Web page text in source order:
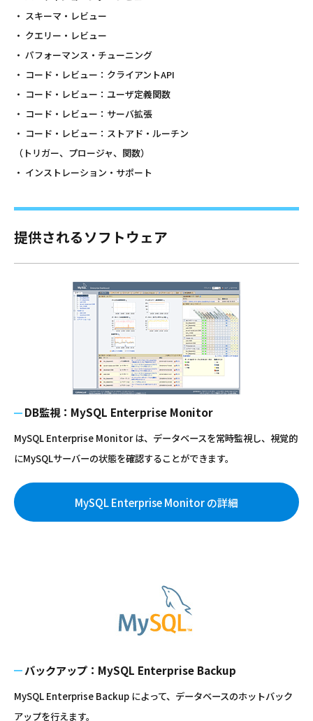
・ スキーマ・レビュー
・ クエリー・レビュー
・ パフォーマンス・チューニング
・ コード・レビュー：クライアントAPI
・ コード・レビュー：ユーザ定義関数
・ コード・レビュー：サーバ拡張
・ コード・レビュー：ストアド・ルーチン
（トリガー、プロージャ、関数）
・ インストレーション・サポート
提供されるソフトウェア
DB監視：MySQL Enterprise Monitor
MySQL Enterprise Monitor は、データベースを常時監視し、視覚的
にMySQLサーバーの状態を確認することができます。
MySQL Enterprise Monitor の詳細
バックアップ：MySQL Enterprise Backup
MySQL Enterprise Backup によって、データベースのホットバック
アップを行えます。